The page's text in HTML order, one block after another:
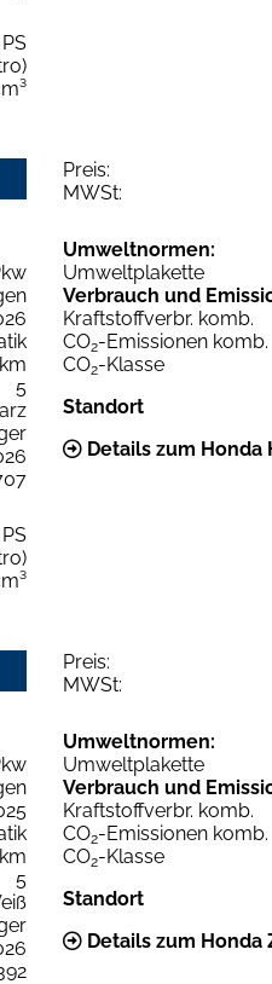
Preis:
MWSt:
5
Umweltnormen:
Umweltplakette
Verbrauch und
Kraftstoffverbr. komb.
CO2-Emissionen komb.
CO2-Klasse
Standort
Details zum Honda
Preis:
MWSt:
5
Umweltnormen:
Umweltplakette
Verbrauch und
Kraftstoffverbr. komb.
CO2-Emissionen komb.
CO2-Klasse
Standort
Details zum Honda